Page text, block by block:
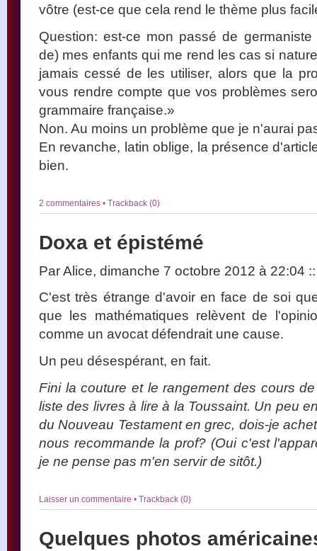
vôtre (est-ce que cela rend le thème plus
Question: est-ce mon passé de
de) mes enfants qui me rend les cas si
jamais cessé de les utiliser, alors que la
vous rendre compte que vos problèmes
grammaire française.»
Non. Au moins un problème que je n'aurai
En revanche, latin oblige, la présence
bien.
2 commentaires • Trackback (0)
Doxa et épistémé
Par Alice, dimanche 7 octobre 2012 à 22:04 ::
C'est très étrange d'avoir en face de soi
que les mathématiques relèvent de
comme un avocat défendrait une cause.
Un peu désespérant, en fait.
Fini la couture et le rangement des cours
liste des livres à lire à la Toussaint. Un peu
du Nouveau Testament en grec, dois-je
nous recommande la prof? (Oui c'est
je ne pense pas m'en servir de sitôt.)
Laisser un commentaire • Trackback (0)
Quelques photos